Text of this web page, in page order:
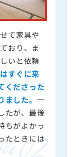
て家具や
おり、ま
いと依頼
すぐに来
くださった
した。 一
たが、最後
ちがよかっ
たときには